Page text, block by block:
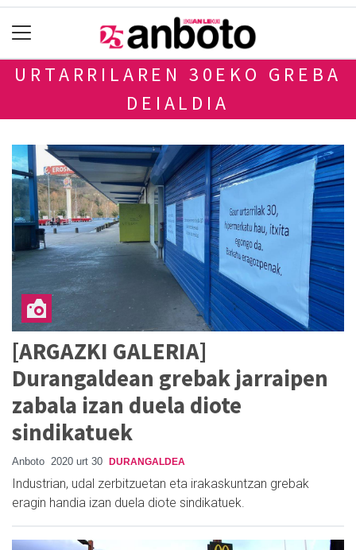
URTARRILAREN 30EKO GREBA
DEIALDIA
[ARGAZKI GALERIA]
Durangaldean grebak jarraipen
zabala izan duela diote
sindikatuek
Anboto 2020 urt 30 DURANGALDEA
Industrian, udal zerbitzuetan eta irakaskuntzan grebak
eragin handia izan duela diote sindikatuek.